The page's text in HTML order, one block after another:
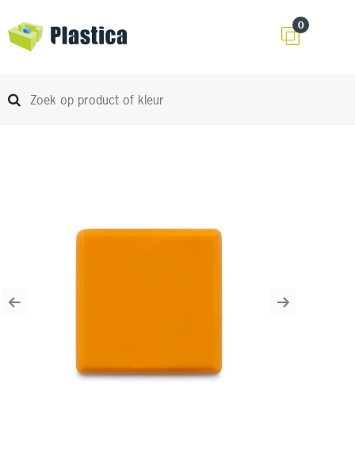
0
Previous Next